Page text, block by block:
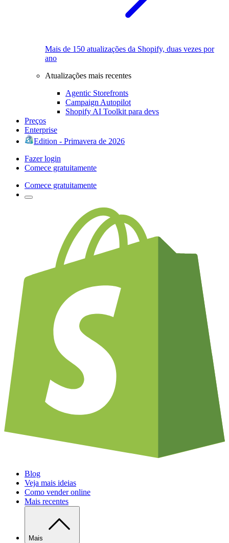
Mais de 150 atualizações da Shopify, duas vezes por
ano
Atualizações mais recentes
Agentic Storefronts
Campaign Autopilot
Shopify AI Toolkit para devs
Preços
Enterprise
Edition - Primavera de 2026
Fazer login
Comece gratuitamente
Comece gratuitamente
Blog
Veja mais ideias
Como vender online
Mais recentes
Mais